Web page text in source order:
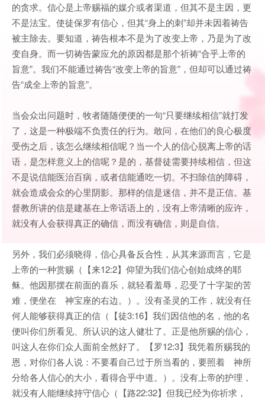
的贪求。信心是上帝赐福的媒介或者渠道，但其不是主因，更
不是法宝。使徒保罗有信心，但其“身上的刺”却并未因着祷告
被主除去。要知道，祷告根本不是为了改变上帝，乃是为了改
变自身。而一切祷告蒙应允的原因都是那个祈祷“合乎上帝的
旨意”。我们不能通过祷告“改变上帝的旨意”，但却可以通过祷
告“成全上帝的旨意”。
当会众出问题时，牧者随随便便的一句“只要继续相信”就打发
了，这是一种极端不负责任的行为。敢问，在他们的良心极度
受伤之后，该怎么继续相信呢？当一个人的信心脱离上帝的话
语，是怎样意义上的信呢？是的，基督徒需要持续相信，但这
不是说信能医治百病，或者信能通吃一切。不扫除信的障碍，
就会造成会众的心里阴影。那样的信是迷信，并不是正信。基
督教所讲的信是建基在上帝话语上的，没有上帝清晰的应许，
就没有人会获得真正的确信，而没有确信，则是自信。
另外，我们必须晓得，信心具备反合性，从其来源而言，它是
上帝的一种赏赐（【来12:2】仰望为我们信心创始成终的耶
稣。他因那摆在前面的喜乐，就轻看羞辱，忍受了十字架的苦
难，便坐在 神宝座的右边。）。没有圣灵的工作，就没有任
何人能够获得真正的信（【徒3:16】我们因信他的名，他的名
便叫你们所看见、所认识的这人健壮了。正是他所赐的信心，
叫这人在你们众人面前全然好了。【罗12:3】我凭着所赐我的
恩，对你们各人说：不要看自己过于所当看的，要照着 神所
分给各人信心的大小，看得合乎中道。）。没有上帝的护理，
就没有人能继续持守信心（【路22:32】但我已经为你祈求，